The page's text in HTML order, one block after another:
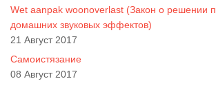
Wet aanpak woonoverlast (Закон о решении
домашних звуковых эффектов)
21 Август 2017
Самоистязание
08 Август 2017